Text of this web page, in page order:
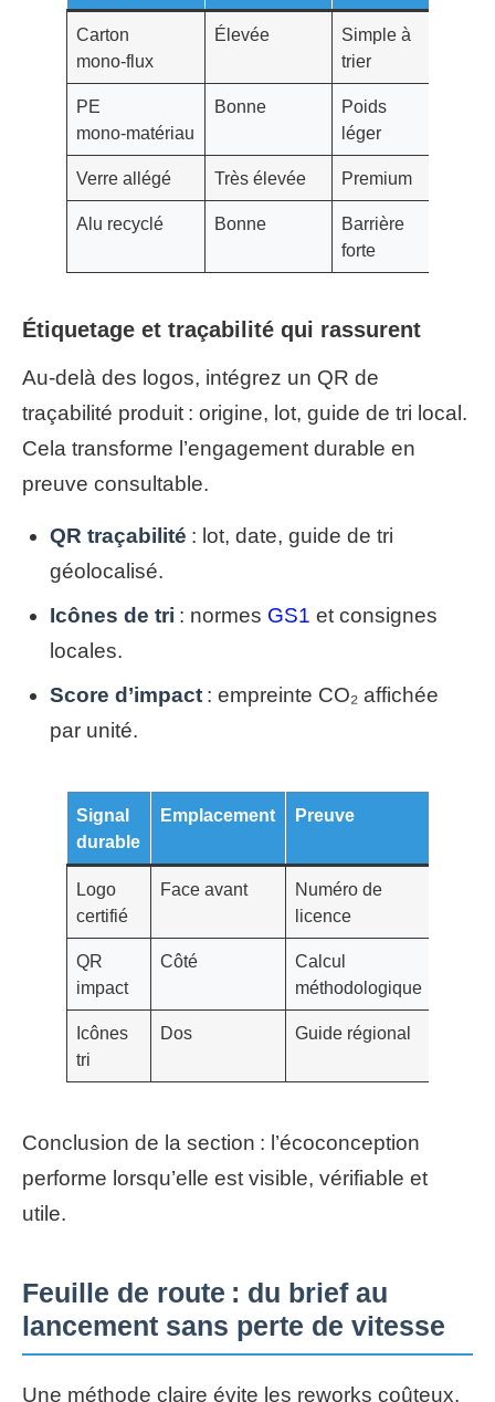
Carton
mono‑flux
Élevée
Simple à
trier
PE
mono‑matériau
Bonne
Poids
léger
Verre allégé Très élevée Premium
Alu recyclé Bonne
Barrière
forte
Étiquetage et traçabilité qui rassurent
Au‑delà des logos, intégrez un QR de
traçabilité produit : origine, lot, guide de tri local.
Cela transforme l’engagement durable en
preuve consultable.
QR traçabilité : lot, date, guide de tri
géolocalisé.
Icônes de tri : normes GS1 et consignes
locales.
Score d’impact : empreinte CO₂ affichée
par unité.
Signal
durable
Emplacement Preuve
Logo
certifié
Face avant
Numéro de
licence
QR
impact
Côté
Calcul
méthodologique
Icônes
tri
Dos Guide régional
Conclusion de la section : l’écoconception
performe lorsqu’elle est visible, vérifiable et
utile.
Feuille de route : du brief au
lancement sans perte de vitesse
Une méthode claire évite les reworks coûteux.